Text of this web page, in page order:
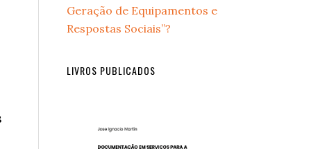
Geração de Equipamentos e
Respostas Sociais”?
LIVROS PUBLICADOS